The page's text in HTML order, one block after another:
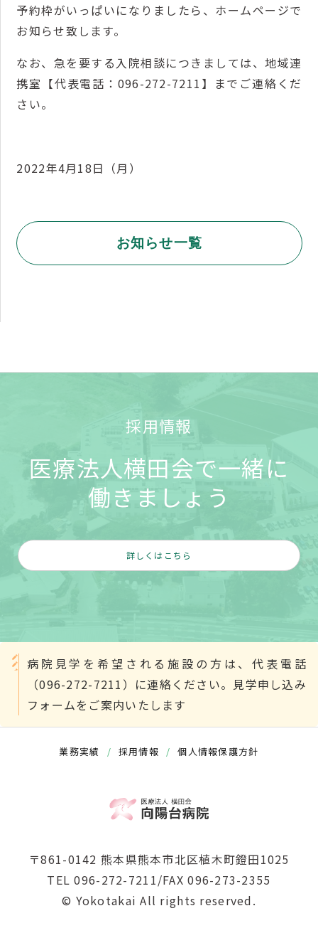
予約枠がいっぱいになりましたら、ホームページで
お知らせ致します。
なお、急を要する入院相談につきましては、地域連
携室【代表電話：096-272-7211】までご連絡くだ
さい。
2022年4月18日（月）
お知らせ一覧
採用情報
医療法人横田会で一緒に
働きましょう
詳しくはこちら
病院見学を希望される施設の方は、代表電話
（096-272-7211）に連絡ください。見学申し込み
フォームをご案内いたします
業務実績 / 採用情報 / 個人情報保護方針
〒861-0142 熊本県熊本市北区植木町鐙田1025
TEL 096-272-7211/FAX 096-273-2355
© Yokotakai All rights reserved.